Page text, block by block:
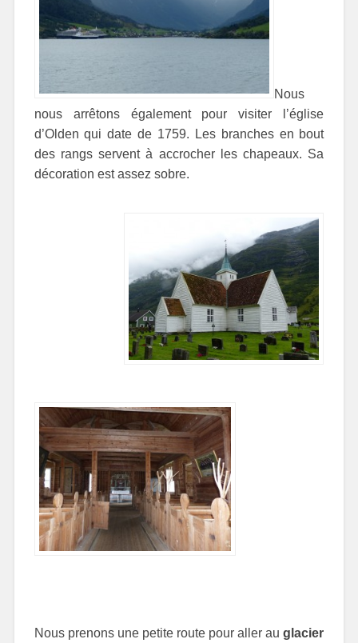
Nous
nous arrêtons également pour visiter l’église
d’Olden qui date de 1759. Les branches en bout
des rangs servent à accrocher les chapeaux. Sa
décoration est assez sobre.
Nous prenons une petite route pour aller auglacier